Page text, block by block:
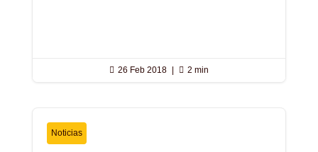
 26 Feb 2018  2 min
Noticias